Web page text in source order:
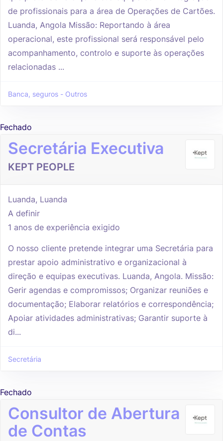
de profissionais para a área de Operações de Cartões.
Luanda, Angola Missão: Reportando à área
operacional, este profissional será responsável pelo
acompanhamento, controlo e suporte às operações
relacionadas ...
Banca, seguros - Outros
Fechado
Secretária Executiva
KEPT PEOPLE
Luanda, Luanda
A definir
1 anos de experiência exigido
O nosso cliente pretende integrar uma Secretária para
prestar apoio administrativo e organizacional à
direção e equipas executivas. Luanda, Angola. Missão:
Gerir agendas e compromissos; Organizar reuniões e
documentação; Elaborar relatórios e correspondência;
Apoiar atividades administrativas; Garantir suporte à
di...
Secretária
Fechado
Consultor de Abertura
de Contas